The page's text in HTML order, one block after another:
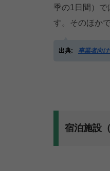
季の1日間）
す。そのほか
出典: 事業者向
宿泊施設